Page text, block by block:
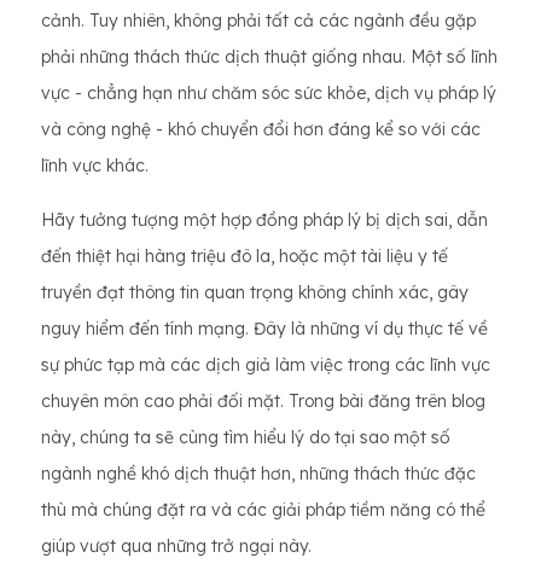
cảnh. Tuy nhiên, không phải tất cả các ngành đều gặp
phải những thách thức dịch thuật giống nhau. Một số lĩnh
vực - chẳng hạn như chăm sóc sức khỏe, dịch vụ pháp lý
và công nghệ - khó chuyển đổi hơn đáng kể so với các
lĩnh vực khác.
Hãy tưởng tượng một hợp đồng pháp lý bị dịch sai, dẫn
đến thiệt hại hàng triệu đô la, hoặc một tài liệu y tế
truyền đạt thông tin quan trọng không chính xác, gây
nguy hiểm đến tính mạng. Đây là những ví dụ thực tế về
sự phức tạp mà các dịch giả làm việc trong các lĩnh vực
chuyên môn cao phải đối mặt. Trong bài đăng trên blog
này, chúng ta sẽ cùng tìm hiểu lý do tại sao một số
ngành nghề khó dịch thuật hơn, những thách thức đặc
thù mà chúng đặt ra và các giải pháp tiềm năng có thể
giúp vượt qua những trở ngại này.